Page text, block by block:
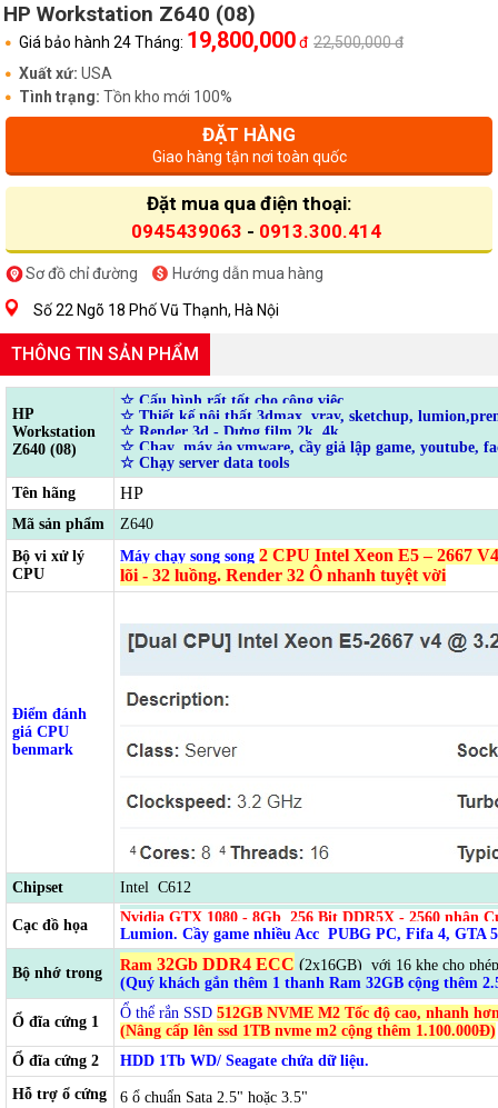
HP Workstation Z640 (08)
Giá bảo hành 24 Tháng: 19,800,000đ 22,500,000 đ
Xuất xứ: USA
Tình trạng: Tồn kho mới 100%
ĐẶT HÀNG
Giao hàng tận nơi toàn quốc
Đặt mua qua điện thoại:
0945439063 - 0913.300.414
Sơ đồ chỉ đường Hướng dẫn mua hàng
Số 22 Ngõ 18 Phố Vũ Thạnh, Hà Nội
THÔNG TIN SẢN PHẨM
HP
Workstation
Z640 (08)
☆ Cấu hình rất tốt cho công việc
☆ Thiết kế nội thất 3dmax, vray, sketchup,
☆ Render 3d - Dựng film 2k, 4k
☆ Chạy máy ảo vmware, cầy giả lập game, youtube,
☆ Chạy server data tools
Tên hãng
HP
Mã sản phẩm
Z640
Bộ vi xử lý
CPU
Máy chạy song song 2 CPU Intel Xeon E5 – 2667
lõi - 32 luồng. Render 32 Ô nhanh tuyệt vời
Điểm đánh
giá CPU
benmark
Chipset Intel C612
Cạc đồ họa Nvidia GTX 1080 - 8Gb 256 Bit DDR5X - 2560 nhân
Lumion. Cầy game nhiều Acc PUBG PC, Fifa 4, GTA
Bộ nhớ trong Ram 32Gb DDR4 ECC (2x16GB) với 16 khe cho
(Quý khách gắn thêm 1 thanh Ram 32GB cộng thêm
Ổ đĩa cứng 1
Ổ thể rắn SSD 512GB NVME M2 Tốc độ cao, nhanh
(Nâng cấp lên ssd 1TB nvme m2 cộng thêm 1.100.000Đ)
Ổ đĩa cứng 2
HDD 1Tb WD/ Seagate chứa dữ liệu.
Hỗ trợ ổ cứng
6 ổ chuẩn Sata 2.5" hoặc 3.5"